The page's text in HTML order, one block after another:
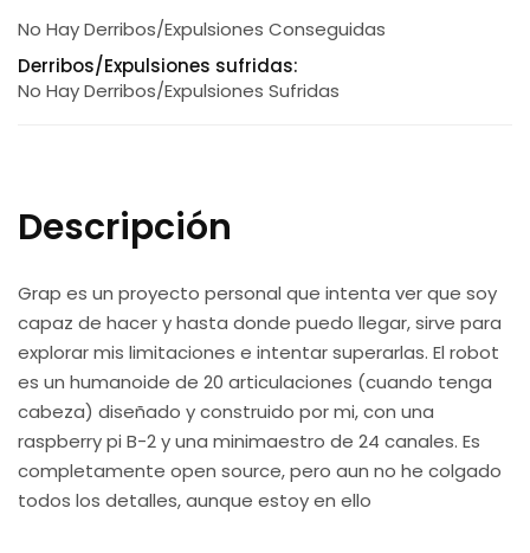
No Hay Derribos/expulsiones Conseguidas
Derribos/Expulsiones sufridas:
No Hay Derribos/expulsiones Sufridas
Descripción
Grap es un proyecto personal que intenta ver que soy
capaz de hacer y hasta donde puedo llegar, sirve para
explorar mis limitaciones e intentar superarlas. El robot
es un humanoide de 20 articulaciones (cuando tenga
cabeza) diseñado y construido por mi, con una
raspberry pi B-2 y una minimaestro de 24 canales. Es
completamente open source, pero aun no he colgado
todos los detalles, aunque estoy en ello